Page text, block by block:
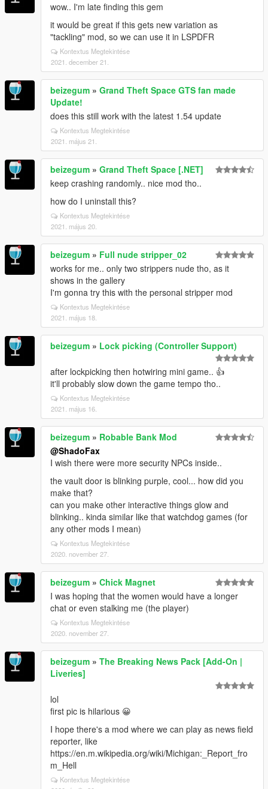
wow.. I'm late finding this gem
it would be great if this gets new variation as
"tackling" mod, so we can use it in LSPDFR
Kontextus Megtekintése
2021. december 21.
beizegum » Grand Theft Space GTS fan made
Update!
does this still work with the latest 1.54 update
Kontextus Megtekintése
2021. május 21.
beizegum » Grand Theft Space [.NET]
keep crashing randomly.. nice mod tho..
how do I uninstall this?
Kontextus Megtekintése
2021. május 20.
beizegum » Full nude stripper_02
works for me.. only two strippers nude tho, as it
shows in the gallery
I'm gonna try this with the personal stripper mod
Kontextus Megtekintése
2021. május 18.
beizegum » Lock picking (Controller Support)
after lockpicking then hotwiring mini game.. 👍‍‍
it'll probably slow down the game tempo tho..
Kontextus Megtekintése
2021. május 16.
beizegum » Robable Bank Mod
@ShadoFax
I wish there were more security NPCs inside..
the vault door is blinking purple, cool... how did you
make that?
can you make other interactive things glow and
blinking.. kinda similar like that watchdog games (for
any other mods I mean)
Kontextus Megtekintése
2020. november 27.
beizegum » Chick Magnet
I was hoping that the women would have a longer
chat or even stalking me (the player)
Kontextus Megtekintése
2020. november 27.
beizegum » The Breaking News Pack [Add-On |
Liveries]
lol
first pic is hilarious 😀
I hope there's a mod where we can play as news field
reporter, like
https://en.m.wikipedia.org/wiki/Michigan:_Report_fro
m_Hell
Kontextus Megtekintése